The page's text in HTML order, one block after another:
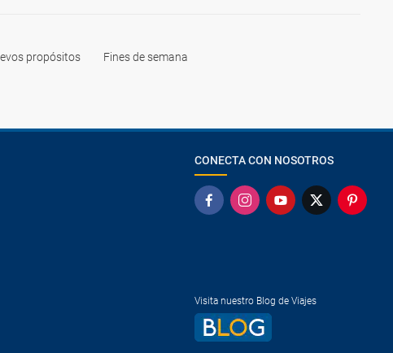
propósitos Fines de semana
CONECTA CON NOSOTROS
Visita nuestro Blog de Viajes